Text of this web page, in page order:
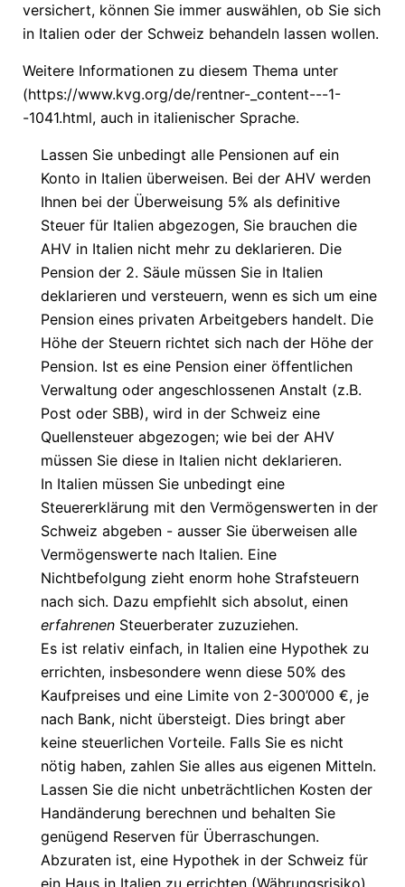
versichert, können Sie immer auswählen, ob Sie sich
in Italien oder der Schweiz behandeln lassen wollen.
Weitere Informationen zu diesem Thema unter
(https://www.kvg.org/de/rentner-_content---1-
-1041.html, auch in italienischer Sprache.
Lassen Sie unbedingt alle Pensionen auf ein
Konto in Italien überweisen. Bei der AHV werden
Ihnen bei der Überweisung 5% als definitive
Steuer für Italien abgezogen, Sie brauchen die
AHV in Italien nicht mehr zu deklarieren. Die
Pension der 2. Säule müssen Sie in Italien
deklarieren und versteuern, wenn es sich um eine
Pension eines privaten Arbeitgebers handelt. Die
Höhe der Steuern richtet sich nach der Höhe der
Pension. Ist es eine Pension einer öffentlichen
Verwaltung oder angeschlossenen Anstalt (z.B.
Post oder SBB), wird in der Schweiz eine
Quellensteuer abgezogen; wie bei der AHV
müssen Sie diese in Italien nicht deklarieren.
In Italien müssen Sie unbedingt eine
Steuererklärung mit den Vermögenswerten in der
Schweiz abgeben - ausser Sie überweisen alle
Vermögenswerte nach Italien. Eine
Nichtbefolgung zieht enorm hohe Strafsteuern
nach sich. Dazu empfiehlt sich absolut, einen
erfahrenen Steuerberater zuzuziehen.
Es ist relativ einfach, in Italien eine Hypothek zu
errichten, insbesondere wenn diese 50% des
Kaufpreises und eine Limite von 2-300’000 €, je
nach Bank, nicht übersteigt. Dies bringt aber
keine steuerlichen Vorteile. Falls Sie es nicht
nötig haben, zahlen Sie alles aus eigenen Mitteln.
Lassen Sie die nicht unbeträchtlichen Kosten der
Handänderung berechnen und behalten Sie
genügend Reserven für Überraschungen.
Abzuraten ist, eine Hypothek in der Schweiz für
ein Haus in Italien zu errichten (Währungsrisiko).